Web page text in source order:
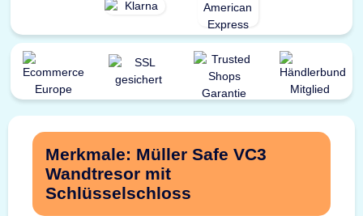
Merkmale: Müller Safe VC3
Wandtresor mit
Schlüsselschloss